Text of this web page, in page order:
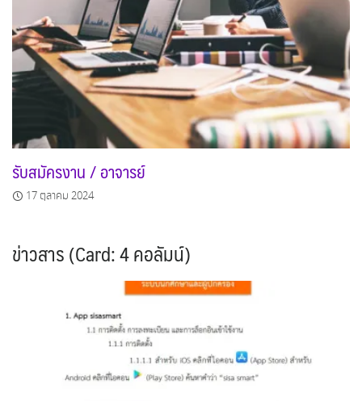
รับสมัครงาน / อาจารย์
17 ตุลาคม 2024
ข่าวสาร (Card: 4 คอลัมน์)